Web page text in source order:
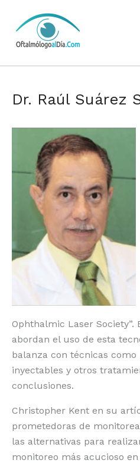
Dr. Raúl Suárez
Ophthalmic Laser
abordan el uso de esta
balanza con técnicas como
inyectables y otros
conclusiones.
Christopher Kent en su
prometedoras de
las alternativas para
monitoreo más acucioso